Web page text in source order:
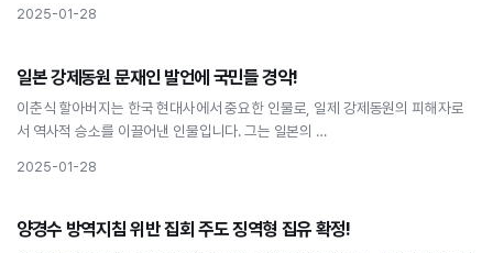
2025-01-28
일본 강제동원 문재인 발언에 국민들 경악!
사회
일본 강제동원 문재인 발언에 국민들 경악!
이춘식 할아버지는 한국 현대사에서 중요한 인물로, 일제 강제동원의 피해자로
서 역사적 승소를 이끌어낸 인물입니다. 그는 일본의 …
2025-01-28
양경수 방역지침 위반 집회 주도 징역형 집유 확정!
사회
양경수 방역지침 위반 집회 주도 징역형 집유 확정!